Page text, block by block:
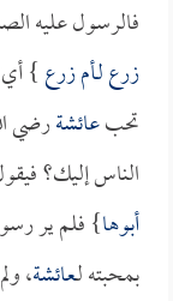
فالرسول عليه
زرعلـأم زرع}
تحبعائشةرضي
الناس إليك؟
أبوها} فلم ير
بمحبته لـعائشة،